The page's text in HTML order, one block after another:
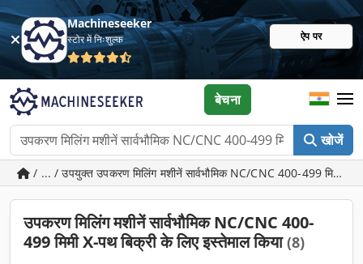
Machineseeker
स्टोर में निःशुल्क ऐप पर
खोजें
बेचना
/ ... / उपयुक्त उपकरण मिलिंग मशीनें सार्वभौमिक NC/CNC 400-499 मिमी X-
उपकरण मिलिंग मशीनें सार्वभौमिक NC/CNC 400-
499 मिमी X-पथ बिक्री के लिए इस्तेमाल किया(8)